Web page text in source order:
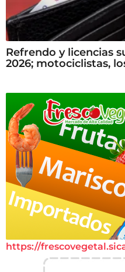
Refrendo y licencias
2026; motociclistas,
https://